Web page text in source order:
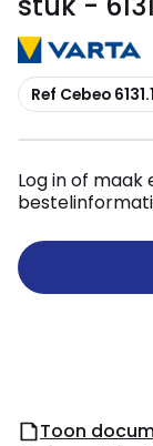
Kopiëren
Ref Cebeo
Log in of
Toon